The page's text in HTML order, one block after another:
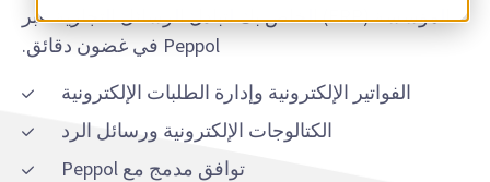
المؤسسة (ERP) الخاص بك لتبادل الرسائل التجارية عبر
Peppol في غضون دقائق.
الفواتير الإلكترونية وإدارة الطلبات الإلكترونية
الكتالوجات الإلكترونية ورسائل الرد
توافق مدمج مع Peppol